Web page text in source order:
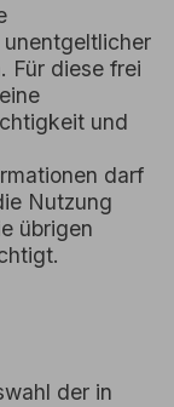
Für diese frei
und
darf
Nutzung
übrigen
der in